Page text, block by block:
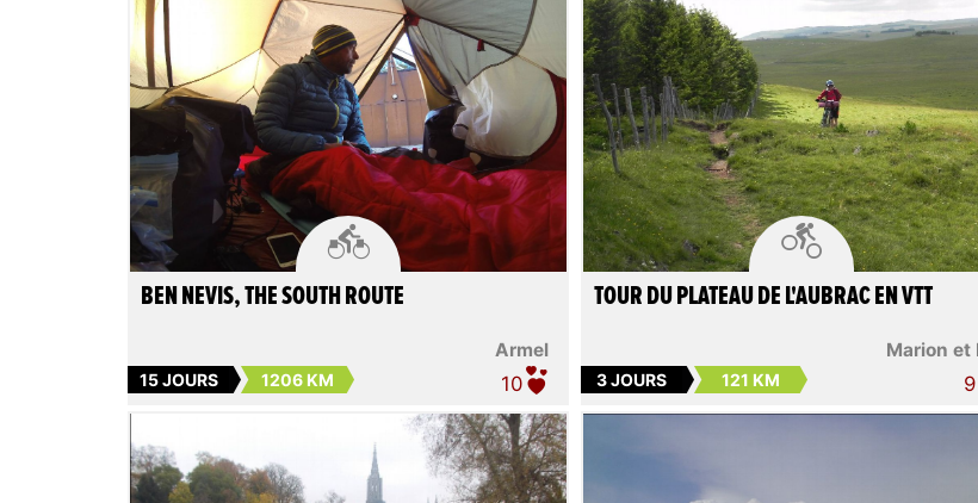

Armel
BEN NEVIS, THE SOUTH ROUTE
15 JOURS 1206 KM 10

Marion et
TOUR DU PLATEAU DE L'AUBRAC EN VTT
3 JOURS 121 KM 9